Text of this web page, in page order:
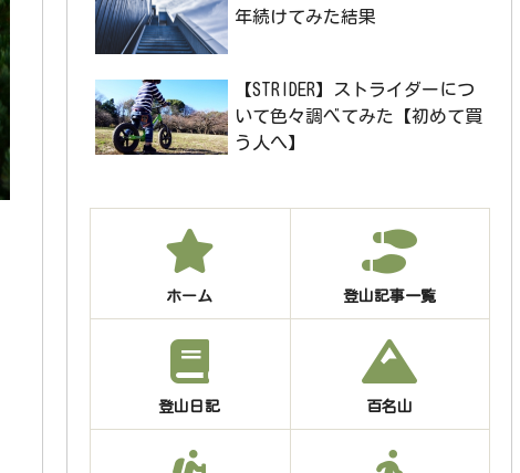
年続けてみた結果
【STRIDER】ストライダーにつ
いて色々調べてみた【初めて買
う人へ】
ホーム 登山記事一覧
登山日記 百名山